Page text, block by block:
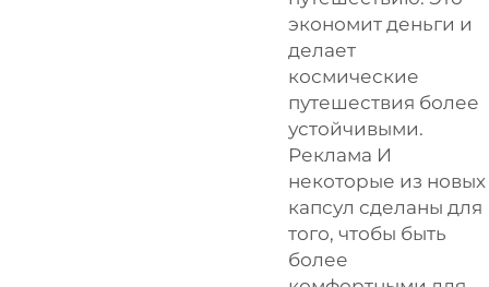
экономит деньги и
делает
космические
путешествия более
устойчивыми.
Реклама И
некоторые из новых
капсул сделаны для
того, чтобы быть
более